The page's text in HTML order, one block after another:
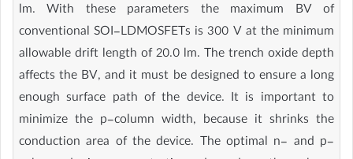
lm. With these parameters the maximum BV of
conventional SOI-LDMOSFETs is 300 V at the minimum
allowable drift length of 20.0 lm. The trench oxide depth
affects the BV, and it must be designed to ensure a long
enough surface path of the device. It is important to
minimize the p-column width, because it shrinks the
conduction area of the device. The optimal n- and p-